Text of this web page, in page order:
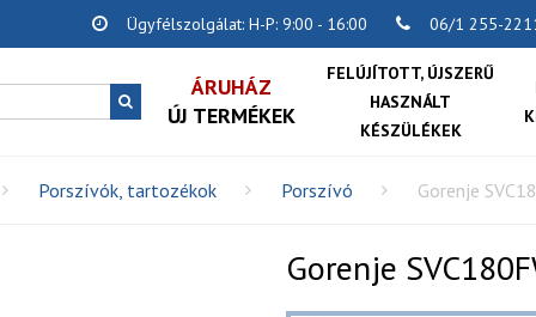
Ügyfélszolgálat: H-P: 9:00 - 16:00 06/1 255-
ÁRUHÁZ
ÚJ TERMÉKEK
FELÚJÍTOTT, ÚJSZERŰ
HASZNÁLT
KÉSZÜLÉKEK
Porszívók, tartozékok Porszívó Gorenje
Gorenje